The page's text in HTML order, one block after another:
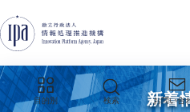
目的別 検索 お問い合
新着